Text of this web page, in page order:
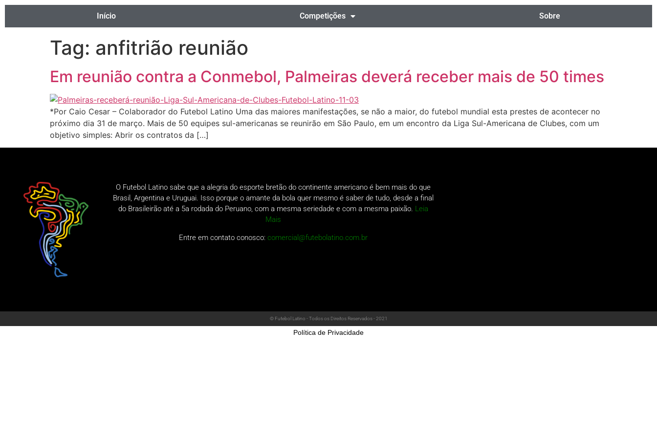
Início Competições Sobre
Tag: anfitrião reunião
Em reunião contra a Conmebol, Palmeiras deverá receber mais de 50 times
*Por Caio Cesar – Colaborador do Futebol Latino Uma das maiores manifestações, se não a maior, do futebol mundial esta prestes de acontecer no
próximo dia 31 de março. Mais de 50 equipes sul-americanas se reunirão em São Paulo, em um encontro da Liga Sul-Americana de Clubes, com um
objetivo simples: Abrir os contratos da […]
O Futebol Latino sabe que a alegria do esporte bretão do continente americano é bem mais do que
Brasil, Argentina e Uruguai. Isso porque o amante da bola quer mesmo é saber de tudo, desde a final
do Brasileirão até a 5a rodada do Peruano, com a mesma seriedade e com a mesma paixão. Leia
Mais
Entre em contato conosco:comercial@futebolatino.com.br
© Futebol Latino - Todos os Direitos Reservados - 2021
Política de Privacidade